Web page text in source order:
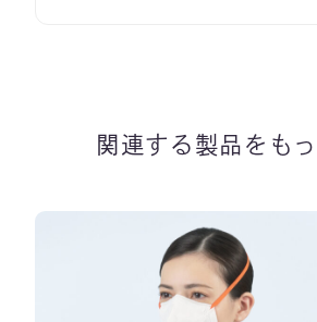
関連する製品をも